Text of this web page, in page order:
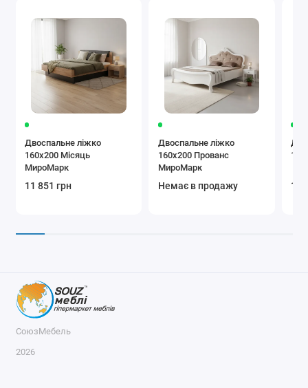
Двоспальне ліжко
160x200 Місяць
МироМарк
11 851 грн
Двоспальне ліжко
160x200 Прованс
МироМарк
Немає в продажу 12
СоюзМебель
2026